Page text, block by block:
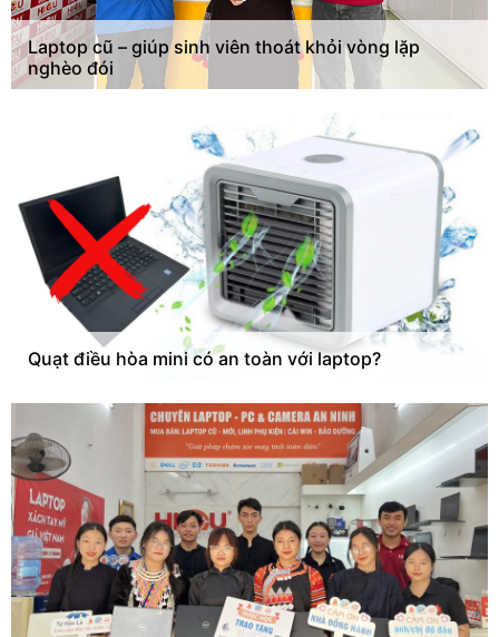
Laptop cũ – giúp sinh viên thoát khỏi vòng lặp
nghèo đói
Quạt điều hòa mini có an toàn với laptop?